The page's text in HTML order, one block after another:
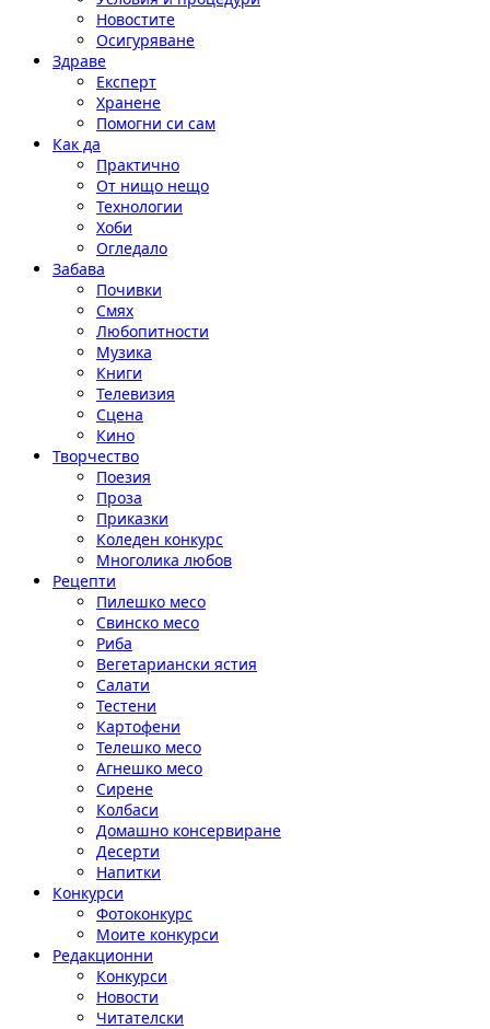
Новостите
Осигуряване
Здраве
Експерт
Хранене
Помогни си сам
Как да
Практично
От нищо нещо
Технологии
Хоби
Огледало
Забава
Почивки
Смях
Любопитности
Музика
Книги
Телевизия
Сцена
Кино
Творчество
Поезия
Проза
Приказки
Коледен конкурс
Многолика любов
Рецепти
Пилешко месо
Свинско месо
Риба
Вегетариански ястия
Салати
Тестени
Картофени
Телешко месо
Агнешко месо
Сирене
Колбаси
Домашно консервиране
Десерти
Напитки
Конкурси
Фотоконкурс
Моите конкурси
Редакционни
Конкурси
Новости
Читателски